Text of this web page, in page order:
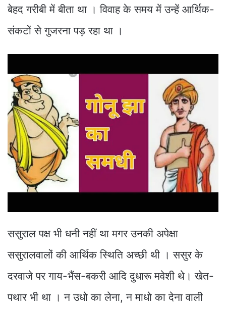
बेहद गरीबी में बीता था । विवाह के समय में उन्हें आर्थिक-
संकटों से गुजरना पड़ रहा था ।
ससुराल पक्ष भी धनी नहीं था मगर उनकी अपेक्षा
ससुरालवालों की आर्थिक स्थिति अच्छी थी । ससुर के
दरवाजे पर गाय-भैंस-बकरी आदि दुधारू मवेशी थे। खेत-
पथार भी था । न उधो का लेना, न माधो का देना वाली